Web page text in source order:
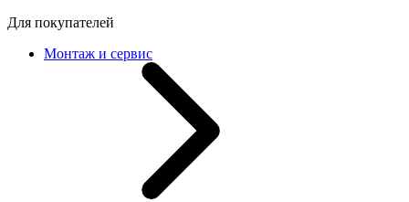
Для покупателей
Монтаж и сервис